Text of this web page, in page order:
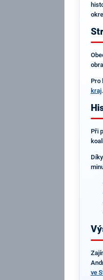
Pro
kraj
Při
ve